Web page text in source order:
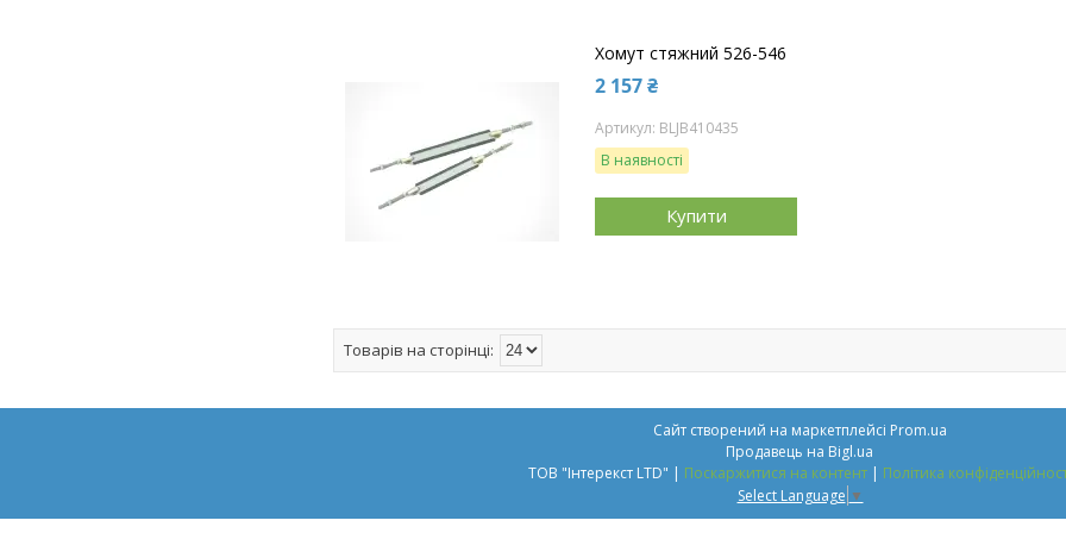
Хомут стяжний 526-546
2 157 ₴
BLJB410435
В наявності
Купити
Сайт створений на маркетплейсі Prom.ua
Продавець на Bigl.ua
ТОВ "Інтерекст LTD" | Поскаржитися на контент | Політика
Select Language ▼